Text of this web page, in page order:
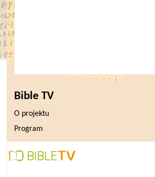
Bible TV
O projektu
Program